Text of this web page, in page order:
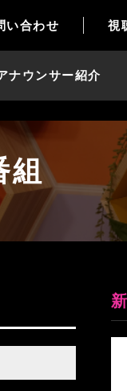
い合わせ 視
ナウンサー紹介